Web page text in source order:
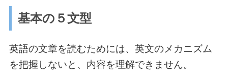
基本の５文型
英語の文章を読むためには、英文のメカニズム
を把握しないと、内容を理解できません。